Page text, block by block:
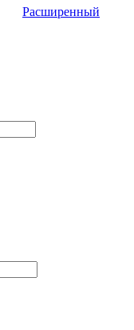
Расширенный